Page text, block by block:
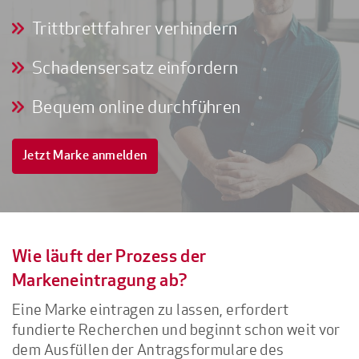
Trittbrettfahrer verhindern
Schadensersatz einfordern
Bequem online durchführen
Jetzt Marke anmelden
Wie läuft der Prozess der
Markeneintragung ab?
Eine Marke eintragen zu lassen, erfordert
fundierte Recherchen und beginnt schon weit vor
dem Ausfüllen der Antragsformulare des